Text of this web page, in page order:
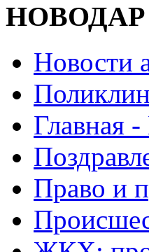
НОВОДАР
Новости
Главная
Право и